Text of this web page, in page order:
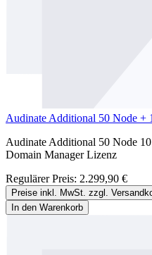
Audinate Additional 50 Node +
Audinate Additional 50 Node
Domain Manager Lizenz
Regulärer Preis: 2.299,90 €
Preise inkl. MwSt. zzgl.
In den Warenkorb